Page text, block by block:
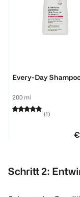
Every-Day
200 ml
(1)
1
Quantity: 1
Schritt 2: